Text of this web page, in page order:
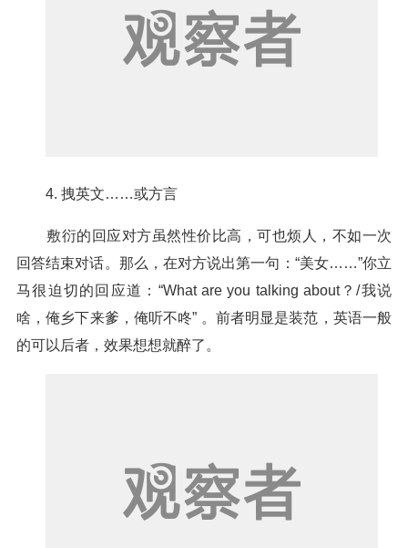
4. 拽英文……或方言
敷衍的回应对方虽然性价比高，可也烦人，不如一次
回答结束对话。那么，在对方说出第一句：“美女……”你立
马很迫切的回应道：“What are you talking about？/我说
啥，俺乡下来爹，俺听不咚” 。前者明显是装范，英语一般
的可以后者，效果想想就醉了。